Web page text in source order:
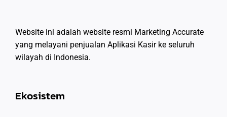
Website ini adalah website resmi Marketing Accurate
yang melayani penjualan Aplikasi Kasir ke seluruh
wilayah di Indonesia.
Ekosistem